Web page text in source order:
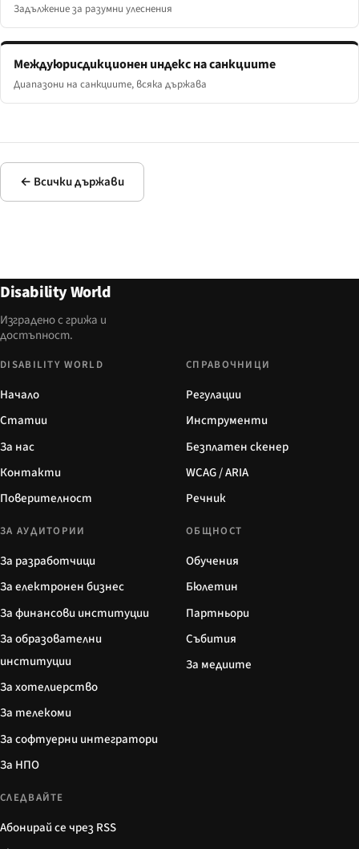
Задължение за разумни улеснения
Междуюрисдикционен индекс на санкциите
Диапазони на санкциите, всяка държава
← Всички държави
Disability World
Изградено с грижа и
достъпност.
DISABILITY WORLD
Начало
Статии
За нас
Контакти
Поверителност
СПРАВОЧНИЦИ
Регулации
Инструменти
Безплатен скенер
WCAG / ARIA
Речник
ЗА АУДИТОРИИ
За разработчици
За електронен бизнес
За финансови институции
За образователни
институции
За хотелиерство
За телекоми
За софтуерни интегратори
За НПО
ОБЩНОСТ
Обучения
Бюлетин
Партньори
Събития
За медиите
СЛЕДВАЙТЕ
Абонирай се чрез RSS